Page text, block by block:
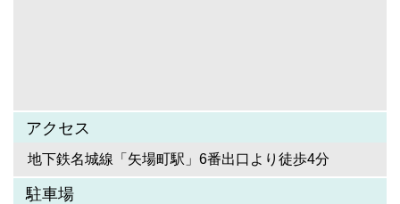
アクセス
地下鉄名城線「矢場町駅」6番出口より徒歩4分
駐車場